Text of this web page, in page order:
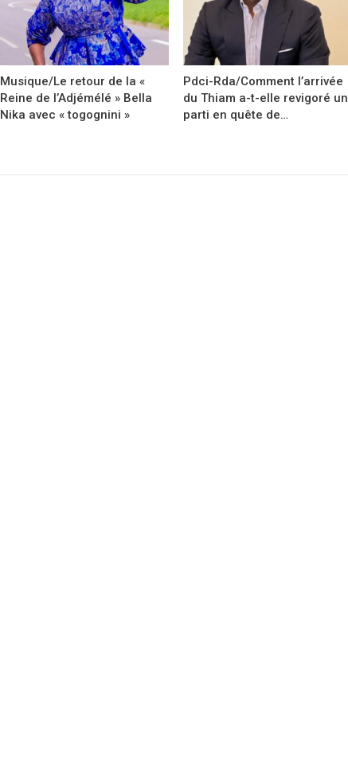
Musique/Le retour de la «
Reine de l’Adjémélé » Bella
Nika avec « togognini »
Pdci-Rda/Comment l’arrivée
du Thiam a-t-elle revigoré un
parti en quête de…